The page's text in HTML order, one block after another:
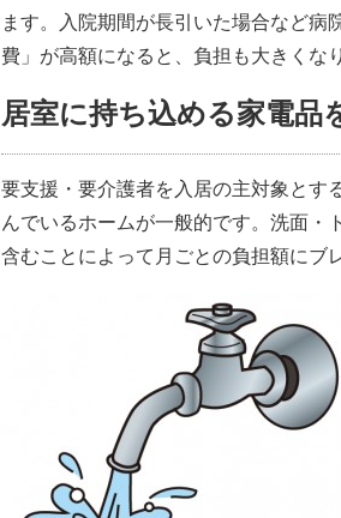
ます。入院期間が長引いた場合など病
費」が高額になると、負担も大きくな
居室に持ち込める家電品
要支援・要介護者を入居の主対象とす
んでいるホームが一般的です。洗面・
含むことによって月ごとの負担額にブ